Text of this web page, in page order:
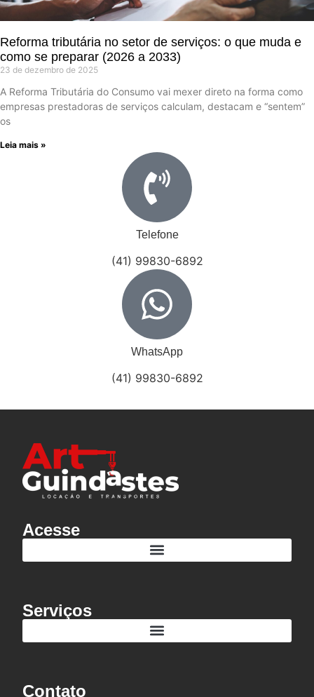
Reforma tributária no setor de serviços: o que muda e
como se preparar (2026 a 2033)
23 de dezembro de 2025
A Reforma Tributária do Consumo vai mexer direto na forma como
empresas prestadoras de serviços calculam, destacam e “sentem”
os
Leia mais »
Telefone
(41) 99830-6892
WhatsApp
(41) 99830-6892
Acesse
Serviços
Contato